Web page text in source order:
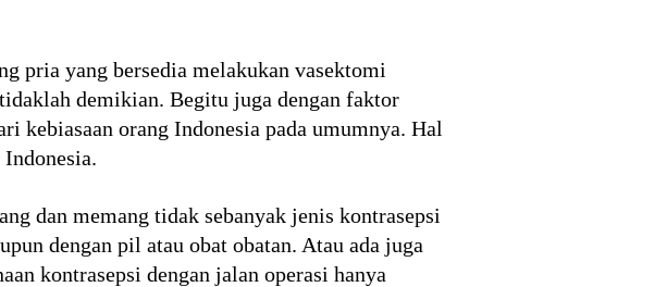
pria yang bersedia melakukan vasektomi
demikian. Begitu juga dengan faktor
kebiasaan orang Indonesia pada umumnya. Hal
dan memang tidak sebanyak jenis kontrasepsi
dengan pil atau obat obatan. Atau ada juga
kontrasepsi dengan jalan operasi hanya